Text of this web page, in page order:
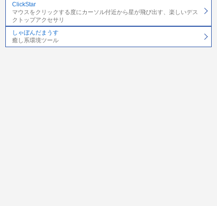
ClickStar
マウスをクリックする度にカーソル付近から星が飛び出す、楽しいデス
クトップアクセサリ
しゃぼんだまうす
癒し系環境ツール